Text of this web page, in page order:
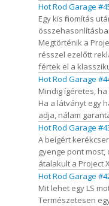
Hot Rod Garage
Egy kis finomítás
Megtörténik a
résszel ezelőtt
fértek el a
Hot Rod Garage
Mindig ígéretes,
Ha a látványt egy
adja, nálam
Hot Rod Garage
A beígért
gyenge pont most,
átalakult a Project
Hot Rod Garage
Mit lehet egy LS
Természetesen